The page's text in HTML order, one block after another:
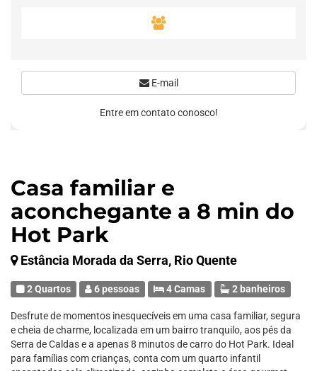
Casa familiar e
aconchegante a 8 min do
Hot Park
Estância Morada da Serra, Rio Quente
2 Quartos 6 pessoas 4 Camas 2 banheiros
Desfrute de momentos inesquecíveis em uma casa familiar, segura
e cheia de charme, localizada em um bairro tranquilo, aos pés da
Serra de Caldas e a apenas 8 minutos de carro do Hot Park. Ideal
para famílias com crianças, conta com um quarto infantil
E-mail
Entre em contato conosco!